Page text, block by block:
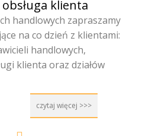
klienta
handlowych zapraszamy
na co dzień z klientami:
handlowych,
klienta oraz działów
czytaj więcej >>>